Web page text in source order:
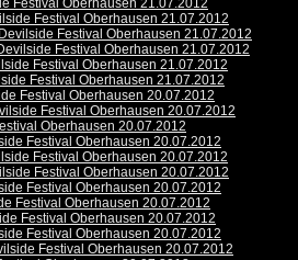
Festival Oberhausen 21.07.2012
Festival Oberhausen 21.07.2012
Festival Oberhausen 21.07.2012
Festival Oberhausen 21.07.2012
Festival Oberhausen 21.07.2012
Festival Oberhausen 21.07.2012
Festival Oberhausen 20.07.2012
Festival Oberhausen 20.07.2012
Oberhausen 20.07.2012
Festival Oberhausen 20.07.2012
Festival Oberhausen 20.07.2012
Festival Oberhausen 20.07.2012
Festival Oberhausen 20.07.2012
Festival Oberhausen 20.07.2012
Festival Oberhausen 20.07.2012
Festival Oberhausen 20.07.2012
Festival Oberhausen 20.07.2012